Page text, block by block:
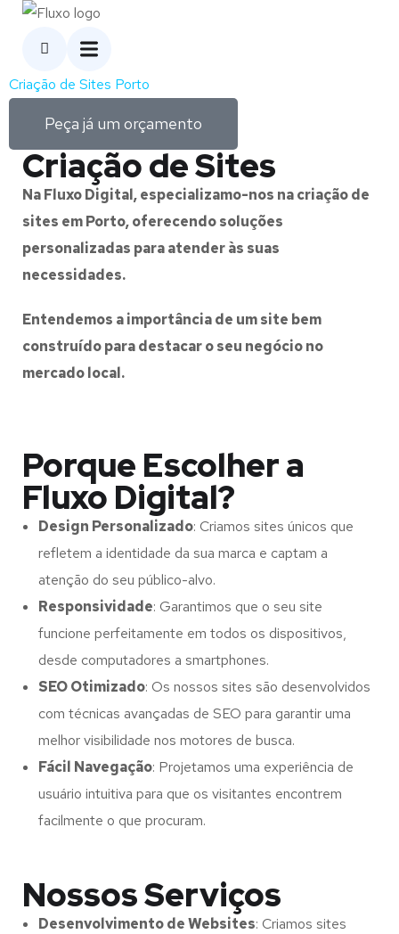
Criação de Sites Porto
Peça já um orçamento
Criação de Sites
Na Fluxo Digital, especializamo-nos na criação de
sites em Porto, oferecendo soluções
personalizadas para atender às suas
necessidades.
Entendemos a importância de um site bem
construído para destacar o seu negócio no
mercado local.
Porque Escolher a
Fluxo Digital?
Design Personalizado: Criamos sites únicos que
refletem a identidade da sua marca e captam a
atenção do seu público-alvo.
Responsividade: Garantimos que o seu site
funcione perfeitamente em todos os dispositivos,
desde computadores a smartphones.
SEO Otimizado: Os nossos sites são desenvolvidos
com técnicas avançadas de SEO para garantir uma
melhor visibilidade nos motores de busca.
Fácil Navegação: Projetamos uma experiência de
usuário intuitiva para que os visitantes encontrem
facilmente o que procuram.
Nossos Serviços
Desenvolvimento de Websites: Criamos sites